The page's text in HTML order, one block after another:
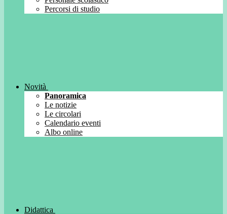
Percorsi di studio
Novità
Panoramica
Le notizie
Le circolari
Calendario eventi
Albo online
Didattica